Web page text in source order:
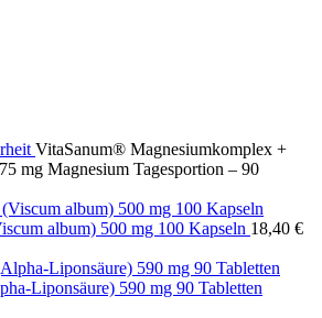
VitaSanum® Magnesiumkomplex +
mg Magnesium Tagesportion – 90
album) 500 mg 100 Kapseln 18,40 €
Liponsäure) 590 mg 90 Tabletten